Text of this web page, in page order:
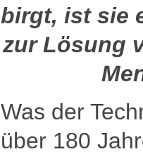
birgt, ist sie
zur Lösung
Was der
über 180